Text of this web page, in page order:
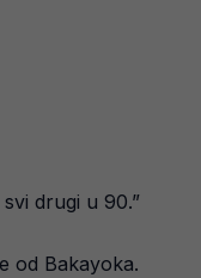
drugi u 90.”
od Bakayoka.